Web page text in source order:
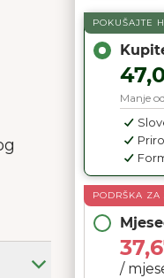
PODRŠKA ZA
/
POKUŠAJTE
Manje